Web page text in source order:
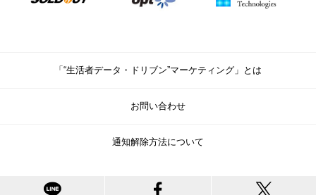
「“生活者データ・ドリブン”マーケティング」とは
お問い合わせ
通知解除方法について
© Copyright Hakuhodo DY Holdings Inc. All rights reserved.